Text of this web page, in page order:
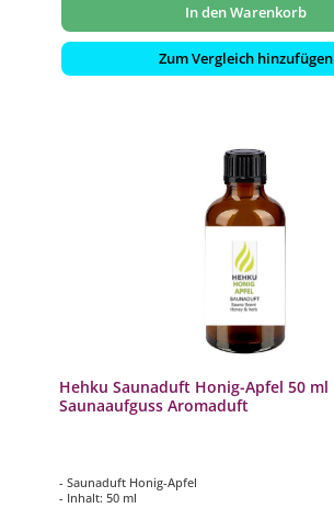
In den Warenkorb
Zum Vergleich hinzufügen
Hehku Saunaduft Honig-Apfel 50 ml
Saunaaufguss Aromaduft
- Saunaduft Honig-Apfel
- Inhalt: 50 ml